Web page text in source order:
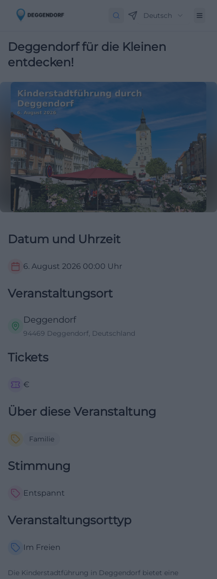
Deutsch
Deggendorf für die Kleinen
entdecken!
Datum und Uhrzeit
6. August 2026 00:00 Uhr
Veranstaltungsort
Deggendorf
94469 Deggendorf, Deutschland
Tickets
€
Über diese Veranstaltung
Familie
Stimmung
Entspannt
Veranstaltungsorttyp
Im Freien
Die Kinderstadtführung in Deggendorf bietet eine